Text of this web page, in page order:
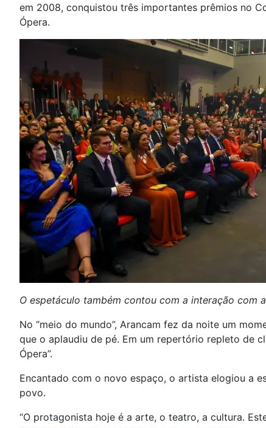
em 2008, conquistou três importantes prêmios no
Ópera.
O espetáculo também contou com a interação com
No “meio do mundo”, Arancam fez da noite um
que o aplaudiu de pé. Em um repertório repleto de
Ópera”.
Encantado com o novo espaço, o artista elogiou a
povo.
“O protagonista hoje é a arte, o teatro, a cultura.